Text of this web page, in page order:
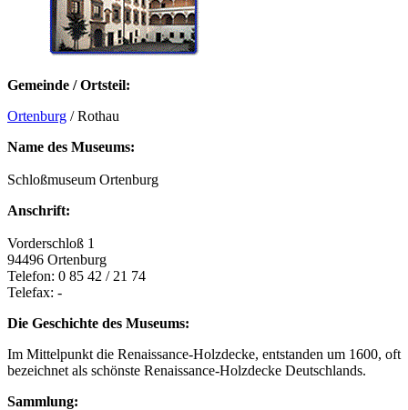
Gemeinde / Ortsteil:
Ortenburg / Rothau
Name des Museums:
Schloßmuseum Ortenburg
Anschrift:
Vorderschloß 1
94496 Ortenburg
Telefon: 0 85 42 / 21 74
Telefax: -
Die Geschichte des Museums:
Im Mittelpunkt die Renaissance-Holzdecke, entstanden um 1600, oft
bezeichnet als schönste Renaissance-Holzdecke Deutschlands.
Sammlung: